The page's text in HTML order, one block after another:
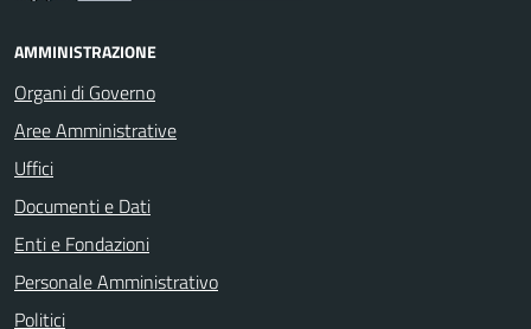
AMMINISTRAZIONE
Organi di Governo
Aree Amministrative
Uffici
Documenti e Dati
Enti e Fondazioni
Personale Amministrativo
Politici